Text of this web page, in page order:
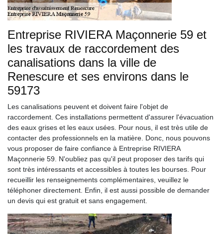
Entreprise RIVIERA Maçonnerie 59 et
les travaux de raccordement des
canalisations dans la ville de
Renescure et ses environs dans le
59173
Les canalisations peuvent et doivent faire l'objet de
raccordement. Ces installations permettent d'assurer l'évacuation
des eaux grises et les eaux usées. Pour nous, il est très utile de
contacter des professionnels en la matière. Donc, nous pouvons
vous proposer de faire confiance à Entreprise RIVIERA
Maçonnerie 59. N'oubliez pas qu'il peut proposer des tarifs qui
sont très intéressants et accessibles à toutes les bourses. Pour
recueillir les renseignements complémentaires, veuillez le
téléphoner directement. Enfin, il est aussi possible de demander
un devis qui est gratuit et sans engagement.